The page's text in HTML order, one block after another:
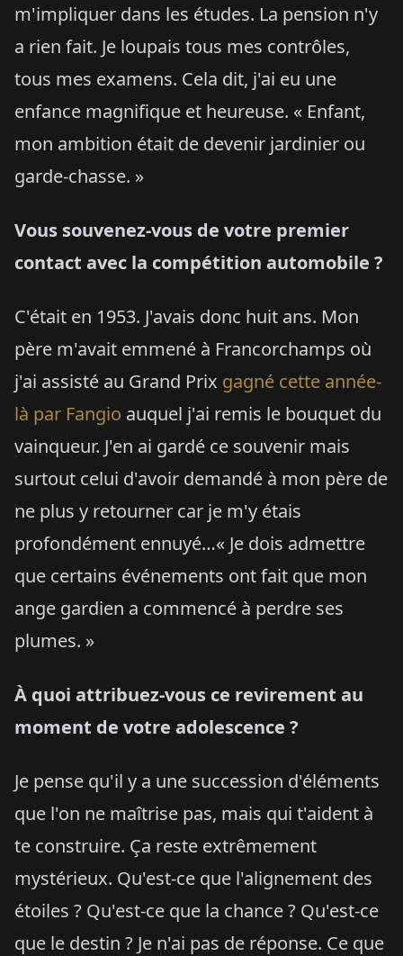
m'impliquer dans les études. La pension n'y
a rien fait. Je loupais tous mes contrôles,
tous mes examens. Cela dit, j'ai eu une
enfance magnifique et heureuse. « Enfant,
mon ambition était de devenir jardinier ou
garde-chasse. »
Vous souvenez-vous de votre premier
contact avec la compétition automobile ?
C'était en 1953. J'avais donc huit ans. Mon
père m'avait emmené à Francorchamps où
j'ai assisté au Grand Prix gagné cette année-
là par Fangio auquel j'ai remis le bouquet du
vainqueur. J'en ai gardé ce souvenir mais
surtout celui d'avoir demandé à mon père de
ne plus y retourner car je m'y étais
profondément ennuyé…« Je dois admettre
que certains événements ont fait que mon
ange gardien a commencé à perdre ses
plumes. »
À quoi attribuez-vous ce revirement au
moment de votre adolescence ?
Je pense qu'il y a une succession d'éléments
que l'on ne maîtrise pas, mais qui t'aident à
te construire. Ça reste extrêmement
mystérieux. Qu'est-ce que l'alignement des
étoiles ? Qu'est-ce que la chance ? Qu'est-ce
que le destin ? Je n'ai pas de réponse. Ce que